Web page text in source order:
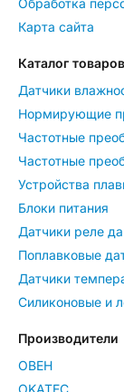
Обработка
Карта сайта
Каталог товаров
Датчики
Нормирующие
Частотные
Частотные
Устройства
Блоки питания
Датчики реле
Поплавковые
Датчики
Силиконовые и
Производители
ОВЕН